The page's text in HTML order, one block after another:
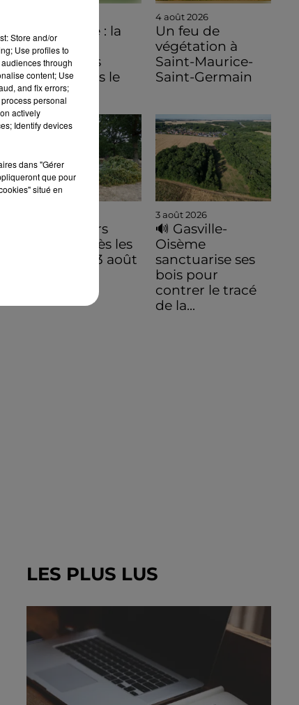
Sécheresse : la
carte des
restrictions
évolue dans le
Sud de...
4 août 2026
Un feu de
végétation à
Saint-Maurice-
Saint-Germain
De premiers
dégâts après les
orages du 3 août
3 août 2026
🔊 Gasville-
Oisème
sanctuarise ses
bois pour
contrer le tracé
de la...
LES PLUS LUS
Store and/or
Use profiles to
through
content; Use
and fix errors;
personal
actively
Identify devices
dans "Gérer
que pour
situé en